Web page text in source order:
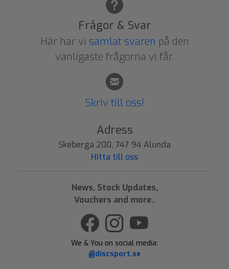
Frågor & Svar
Här har vi samlat svaren på den
vanligaste frågorna vi får.
Skriv till oss!
Adress
Skeberga 200, 747 94 Alunda
Hitta till oss
News, Stock Updates,
Vouchers and more..
We & You on social media:
@discsport.se